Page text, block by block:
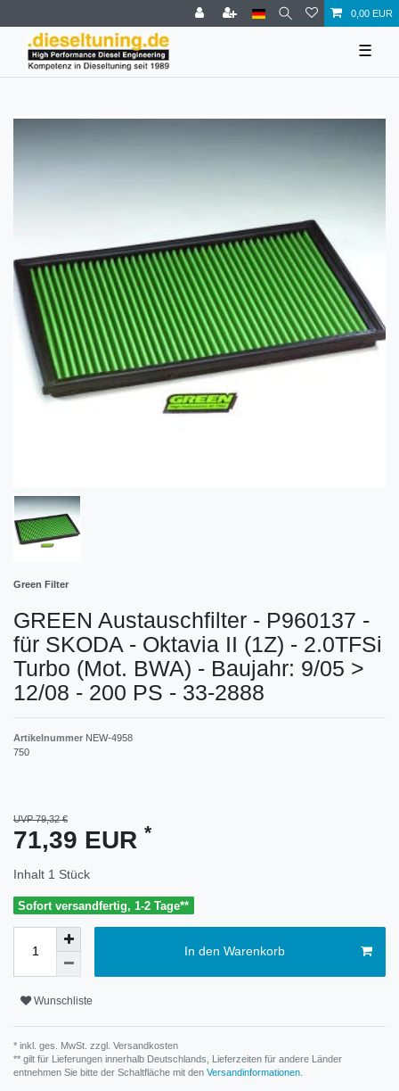
0,00 EUR
☰
Green Filter
GREEN Austauschfilter - P960137 -
für SKODA - Oktavia II (1Z) - 2.0TFSi
Turbo (Mot. BWA) - Baujahr: 9/05 >
12/08 - 200 PS - 33-2888
Artikelnummer NEW-4958
750
UVP 79,32 €
71,39 EUR *
Inhalt 1 Stück
Sofort versandfertig, 1-2 Tage**
In den Warenkorb
Wunschliste
* inkl. ges. MwSt. zzgl. Versandkosten
** gilt für Lieferungen innerhalb Deutschlands, Lieferzeiten für andere Länder
entnehmen Sie bitte der Schaltfläche mit den Versandinformationen